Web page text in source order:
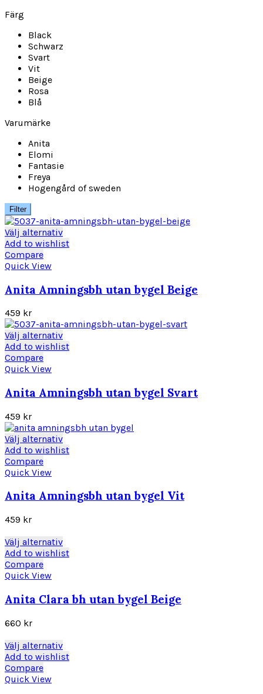
Färg
Black
Schwarz
Svart
Vit
Beige
Rosa
Blå
Varumärke
Anita
Elomi
Fantasie
Freya
Hogengård of sweden
Filter
Välj alternativDen
här
varianter.
De
alternativen
kan
väljas
på
Add to wishlist
Compare
Quick View
Anita Amningsbh utan bygel Beige
459 kr
Välj alternativDen
här
varianter.
alternativen
kan
väljas
på
Add to wishlist
Compare
Quick View
Anita Amningsbh utan bygel Svart
459 kr
Välj alternativDen
här
varianter.
kan
väljas
på
Add to wishlist
Compare
Quick View
Anita Amningsbh utan bygel Vit
459 kr
Välj alternativDen
här
varianter.
De
kan
väljas
på
Add to wishlist
Compare
Quick View
Anita Clara bh utan bygel Beige
660 kr
Välj alternativDen
här
Add to wishlist
Compare
Quick View